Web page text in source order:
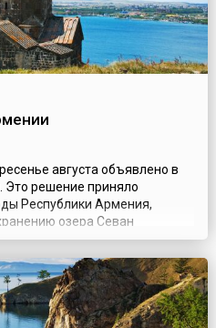
августа объявлено в
решение приняло
Республики Армения,
озера Севан
улучшение экологических
районов. Они проходят под
Национального парка.
которых — очистк...